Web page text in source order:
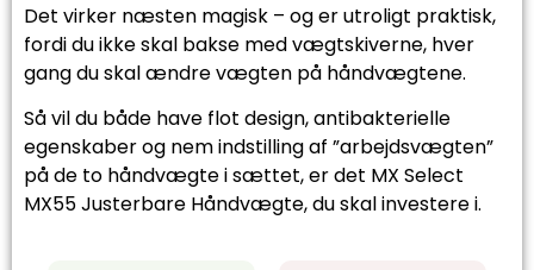
Det virker næsten magisk – og er utroligt praktisk,
fordi du ikke skal bakse med vægtskiverne, hver
gang du skal ændre vægten på håndvægtene.
Så vil du både have flot design, antibakterielle
egenskaber og nem indstilling af ”arbejdsvægten”
på de to håndvægte i sættet, er det MX Select
MX55 Justerbare Håndvægte, du skal investere i.